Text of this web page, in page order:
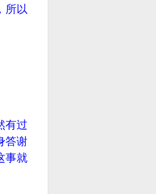
所以
有过
答谢
事就